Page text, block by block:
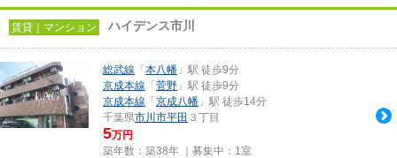
賃貸｜マンション ハイデンス市川
総武線 「 本八幡 」駅 徒歩9分
京成本線 「 菅野 」駅 徒歩9分
京成本線 「 京成八幡 」駅 徒歩14分
千葉県市川市平田 ３丁目
5万円
築年数：築38年 ｜募集中： 1室